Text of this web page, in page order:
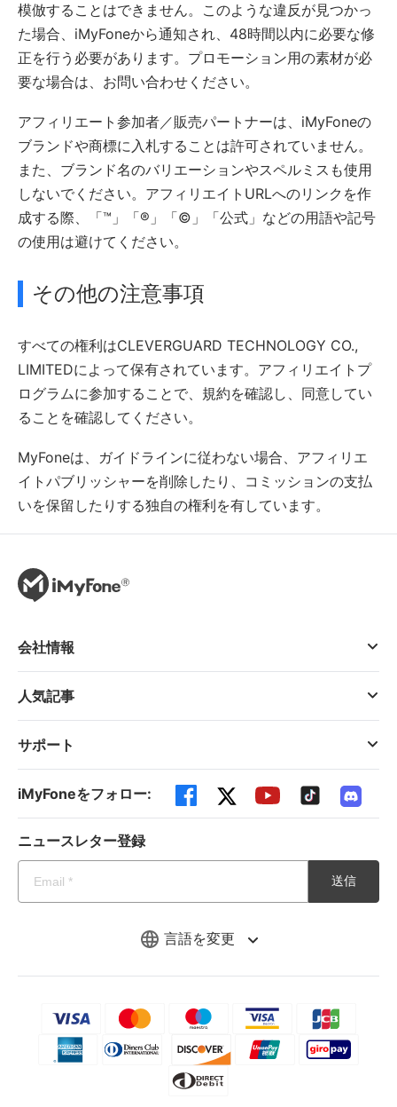
模倣することはできません。このような違反が見つかっ
た場合、iMyFoneから通知され、48時間以内に必要な修
正を行う必要があります。プロモーション用の素材が必
要な場合は、お問い合わせください。
アフィリエート参加者／販売パートナーは、iMyFoneの
ブランドや商標に入札することは許可されていません。
また、ブランド名のバリエーションやスペルミスも使用
しないでください。アフィリエイトURLへのリンクを作
成する際、「™」「®」「©」「公式」などの用語や記号
の使用は避けてください。
その他の注意事項
すべての権利はCLEVERGUARD TECHNOLOGY CO.,
LIMITEDによって保有されています。アフィリエイトプ
ログラムに参加することで、規約を確認し、同意してい
ることを確認してください。
MyFoneは、ガイドラインに従わない場合、アフィリエ
イトパブリッシャーを削除したり、コミッションの支払
いを保留したりする独自の権利を有しています。
言語を変更
会社情報
人気記事
サポート
iMyFoneをフォロー:
ニュースレター登録
送信